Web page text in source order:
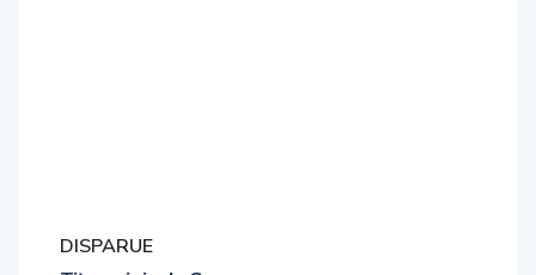
Titre original : Gone